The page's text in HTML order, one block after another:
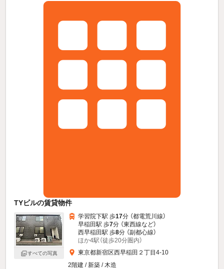
TYビルの賃貸物件
すべての写真
学習院下駅 歩17分 （都電荒川線）
早稲田駅 歩7分 （東西線など）
西早稲田駅 歩8分 （副都心線）
ほか4駅（徒歩20分圏内）
東京都新宿区西早稲田２丁目4-10
2階建 / 新築 / 木造